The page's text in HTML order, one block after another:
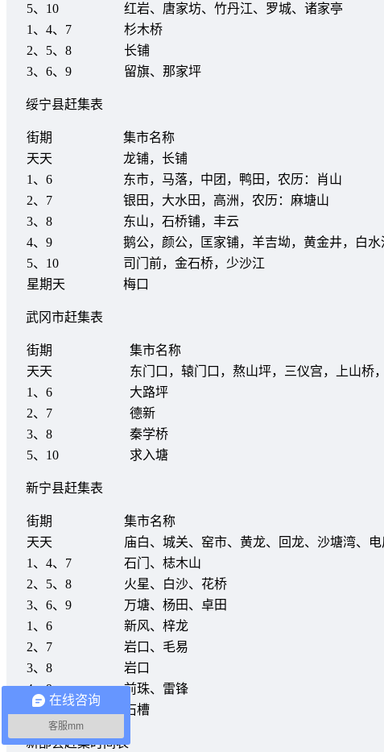
5、10
红岩、唐家坊、竹丹江、罗城、诸家亭
1、4、7
杉木桥
2、5、8
长铺
3、6、9
留旗、那家坪
绥宁县赶集表
街期 集市名称
天天
龙铺，长铺
1、6
东市，马落，中团，鸭田，农历：肖山
2、7
银田，大水田，高洲，农历：麻塘山
3、8
东山，石桥铺，丰云
4、9
鹅公，颜公，匡家铺，羊吉坳，黄金井，白
5、10
司门前，金石桥，少沙江
星期天
梅口
武冈市赶集表
街期
集市名称
天天
东门口，辕门口，熬山坪，三仪宫，上山桥
1、6
大路坪
2、7
德新
3、8
秦学桥
5、10
求入塘
新宁县赶集表
街期 集市名称
天天
庙白、城关、窑市、黄龙、回龙、沙塘湾、电
1、4、7
石门、梽木山
2、5、8
火星、白沙、花桥
3、6、9
万塘、杨田、卓田
1、6
新风、梓龙
2、7
岩口、毛易
3、8
岩口
4、9
前珠、雷锋
5、10
石槽
新邵县赶集时间表
在线咨询
客服mm